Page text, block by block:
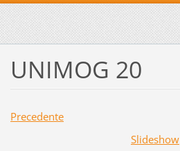
UNIMOG 20
Precedente
Slideshow